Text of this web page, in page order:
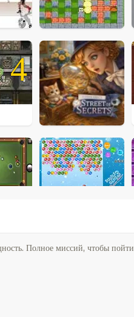
4
Полное миссий, чтобы пойти